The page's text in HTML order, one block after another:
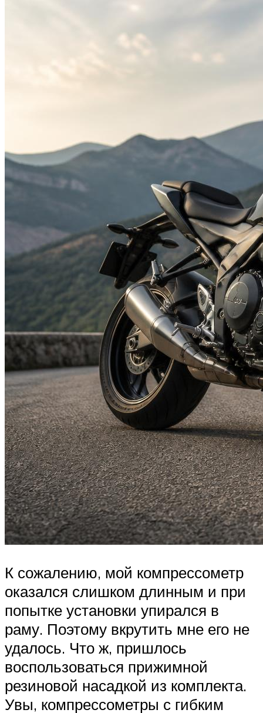
К сожалению, мой компрессометр
оказался слишком длинным и при
попытке установки упирался в
раму. Поэтому вкрутить мне его не
удалось. Что ж, пришлось
воспользоваться прижимной
резиновой насадкой из комплекта.
Увы, компрессометры с гибким